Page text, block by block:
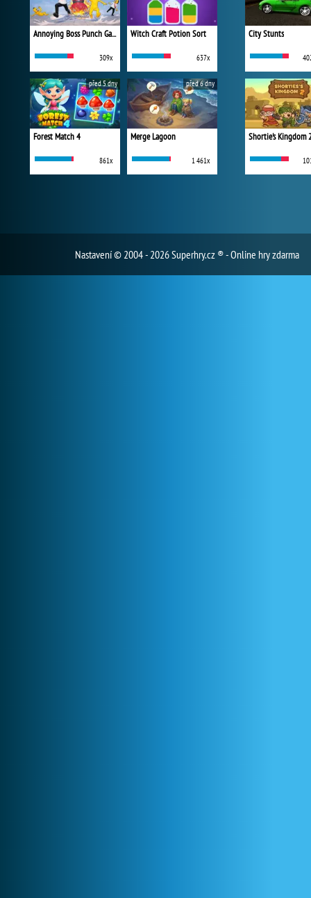
Annoying Boss Punch Game
309x
Witch Craft Potion Sort
637x
Forest Match 4
861x
před 5 dny
Merge Lagoon
1 461x
před 6 dny
City Stunts
Shortie's Kingdom
Nastavení© 2004 - 2026 Superhry.cz ® - Online hry zdarma